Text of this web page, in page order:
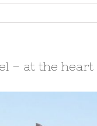
– at the